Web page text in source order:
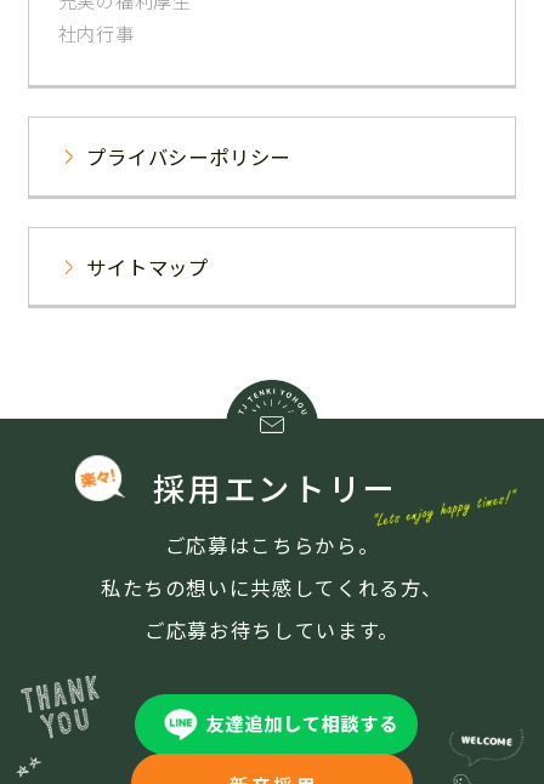
社内行事
プライバシーポリシー
サイトマップ
採用エントリー
ご応募はこちらから。
私たちの想いに共感してくれる方、
ご応募お待ちしています。